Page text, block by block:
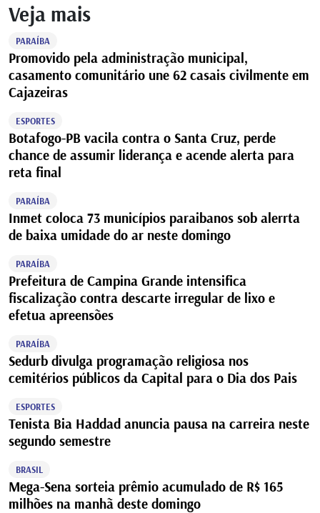
Veja mais
PARAÍBA
Promovido pela administração municipal,
casamento comunitário une 62 casais civilmente em
Cajazeiras
ESPORTES
Botafogo-PB vacila contra o Santa Cruz, perde
chance de assumir liderança e acende alerta para
reta final
PARAÍBA
Inmet coloca 73 municípios paraibanos sob alerrta
de baixa umidade do ar neste domingo
PARAÍBA
Prefeitura de Campina Grande intensifica
fiscalização contra descarte irregular de lixo e
efetua apreensões
PARAÍBA
Sedurb divulga programação religiosa nos
cemitérios públicos da Capital para o Dia dos Pais
ESPORTES
Tenista Bia Haddad anuncia pausa na carreira neste
segundo semestre
BRASIL
Mega-Sena sorteia prêmio acumulado de R$ 165
milhões na manhã deste domingo